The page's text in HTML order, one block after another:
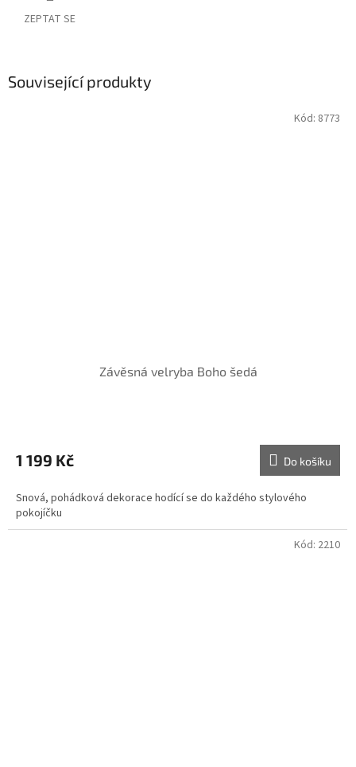
ZEPTAT SE
Související produkty
Závěsná velryba Boho šedá
1 199 Kč Do košíku
Snová, pohádková dekorace hodící se do každého stylového
pokojíčku
Kód: 8773
Kód: 2210